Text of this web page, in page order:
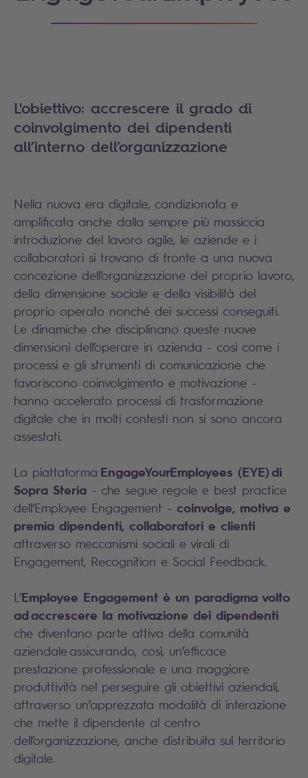
L'obiettivo: accrescere il grado di
coinvolgimento dei dipendenti
all’interno dell’organizzazione
Nella nuova era digitale, condizionata e
amplificata anche dalla sempre più massiccia
introduzione del lavoro agile, le aziende e i
collaboratori si trovano di fronte a una nuova
concezione dell’organizzazione del proprio lavoro,
della dimensione sociale e della visibilità del
proprio operato nonché dei successi conseguiti.
Le dinamiche che disciplinano queste nuove
dimensioni dell’operare in azienda - così come i
processi e gli strumenti di comunicazione che
favoriscono coinvolgimento e motivazione -
hanno accelerato processi di trasformazione
digitale che in molti contesti non si sono ancora
assestati.
La piattaforma EngageYourEmployees (EYE) di
Sopra Steria - che segue regole e best practice
dell’Employee Engagement - coinvolge, motiva e
premia dipendenti, collaboratori e clienti
attraverso meccanismi sociali e virali di
Engagement, Recognition e Social Feedback.
L’Employee Engagement è un paradigma volto
ad accrescere la motivazione dei dipendenti
che diventano parte attiva della comunità
aziendale assicurando, così, un’efficace
prestazione professionale e una maggiore
produttività nel perseguire gli obiettivi aziendali,
attraverso un’apprezzata modalità di interazione
che mette il dipendente al centro
dell’organizzazione, anche distribuita sul territorio
digitale.